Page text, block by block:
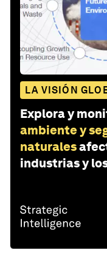
LA VISIÓN
Explora y
ambiente y
naturales
industrias y